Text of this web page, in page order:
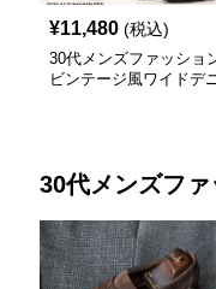
¥11,480 (税込)
30代メンズファッショ
ビンテージ風ワイドデ
30代メンズファ